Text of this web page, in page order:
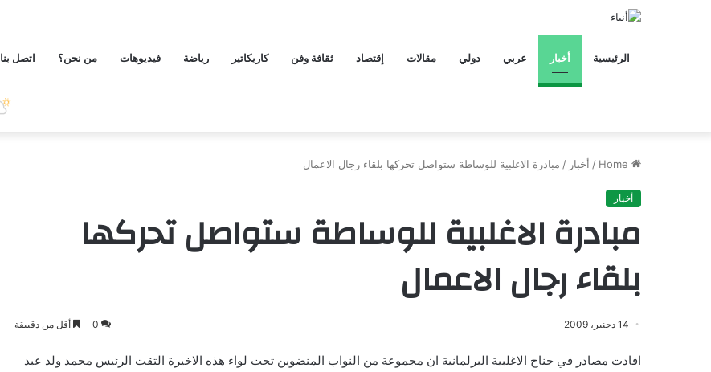
الرئيسية أخبار عربي دولي مقالات إقتصاد ثقافة وفن كاريكاتير رياضة فيديوهات من نحن؟ اتصل بنا
/ أخبار / مبادرة الاغلبية للوساطة ستواصل تحركها بلقاء رجال الاعمال
أخبار
مبادرة الاغلبية للوساطة ستواصل تحركها
بلقاء رجال الاعمال
14 دجنبر، 2009 0 أقل من دقييقة
افادت مصادر في جناح الاغلبية البرلمانية ان مجموعة من النواب المنضوين تحت لواء هذه الاخيرة التقت الرئيس محمد ولد عبد